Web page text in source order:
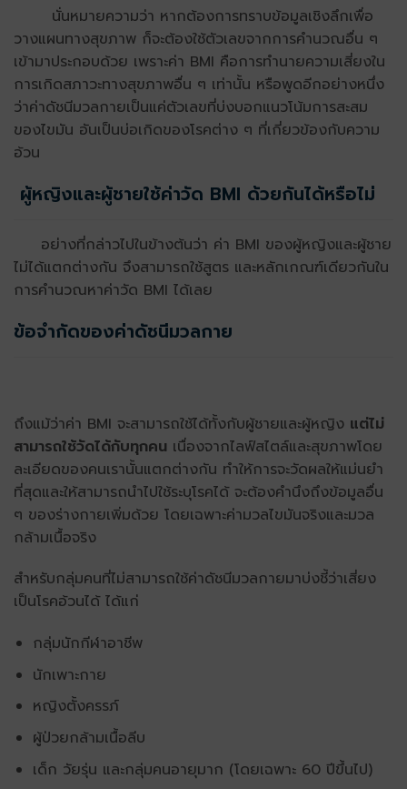
นั่นหมายความว่า หากต้องการทราบข้อมูลเชิงลึกเพื่อ
วางแผนทางสุขภาพ ก็จะต้องใช้ตัวเลขจากการคำนวณอื่น ๆ
เข้ามาประกอบด้วย เพราะค่า BMI คือการทำนายความเสี่ยงใน
การเกิดสภาวะทางสุขภาพอื่น ๆ เท่านั้น หรือพูดอีกอย่างหนึ่ง
ว่าค่าดัชนีมวลกายเป็นแค่ตัวเลขที่บ่งบอกแนวโน้มการสะสม
ของไขมัน อันเป็นบ่อเกิดของโรคต่าง ๆ ที่เกี่ยวข้องกับความ
อ้วน
ผู้หญิงและผู้ชายใช้ค่าวัด BMI ด้วยกันได้หรือไม่
อย่างที่กล่าวไปในข้างต้นว่า ค่า BMI ของผู้หญิงและผู้ชาย
ไม่ได้แตกต่างกัน จึงสามารถใช้สูตร และหลักเกณฑ์เดียวกันใน
การคำนวณหาค่าวัด BMI ได้เลย
ข้อจำกัดของค่าดัชนีมวลกาย
ถึงแม้ว่าค่า BMI จะสามารถใช้ได้ทั้งกับผู้ชายและผู้หญิง แต่ไม่
สามารถใช้วัดได้กับทุกคน เนื่องจากไลฟ์สไตล์และสุขภาพโดย
ละเอียดของคนเรานั้นแตกต่างกัน ทำให้การจะวัดผลให้แม่นยำ
ที่สุดและให้สามารถนำไปใช้ระบุโรคได้ จะต้องคำนึงถึงข้อมูลอื่น
ๆ ของร่างกายเพิ่มด้วย โดยเฉพาะค่ามวลไขมันจริงและมวล
กล้ามเนื้อจริง
สำหรับกลุ่มคนที่ไม่สามารถใช้ค่าดัชนีมวลกายมาบ่งชี้ว่าเสี่ยง
เป็นโรคอ้วนได้ ได้แก่
กลุ่มนักกีฬาอาชีพ
นักเพาะกาย
หญิงตั้งครรภ์
ผู้ป่วยกล้ามเนื้อลีบ
เด็ก วัยรุ่น และกลุ่มคนอายุมาก (โดยเฉพาะ 60 ปีขึ้นไป)